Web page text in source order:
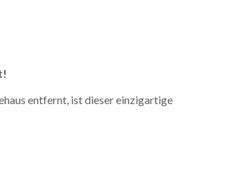
entfernt, ist dieser einzigartige